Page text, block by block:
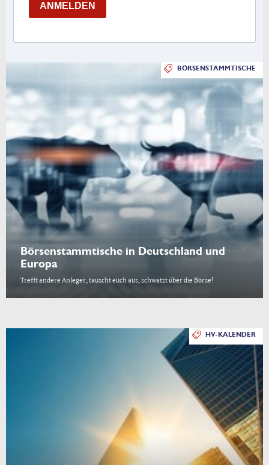
ANMELDEN
BÖRSENSTAMMTISCHE
Börsenstammtische in Deutschland und
Europa
Trefft andere Anleger, tauscht euch aus, schwatzt über die Börse!
HV-KALENDER